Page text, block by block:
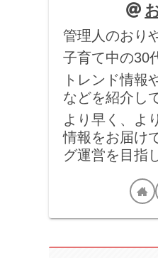
管理人のおり
子育て中の30
トレンド情報
などを紹介し
より早く、よ
情報をお届け
グ運営を目指